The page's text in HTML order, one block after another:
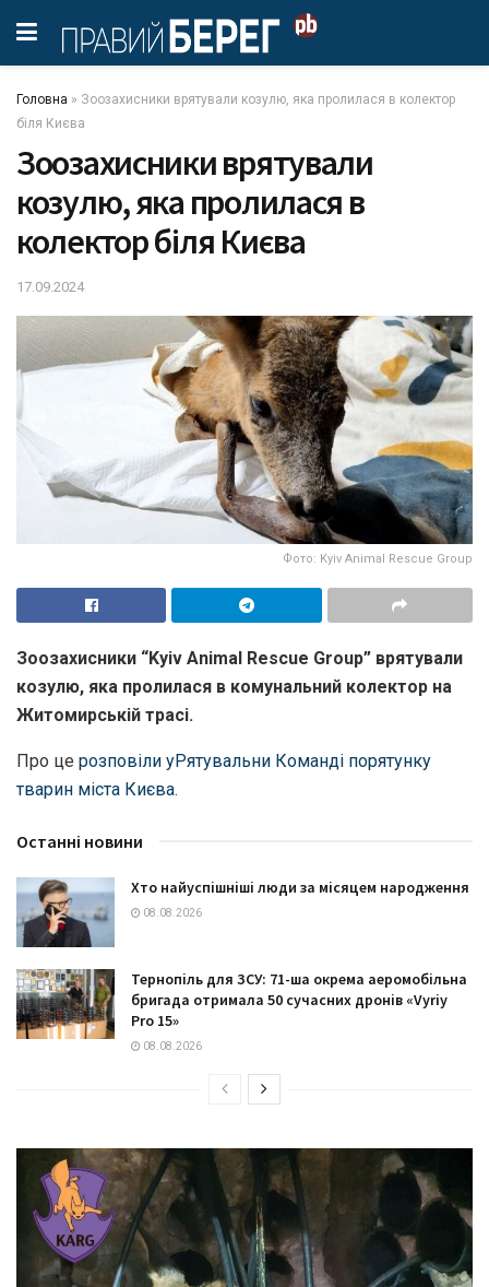
Головна » Зоозахисники врятували козулю, яка пролилася в колектор
біля Києва
Зоозахисники врятували
козулю, яка пролилася в
колектор біля Києва
17.09.2024
Фото: Kyiv Animal Rescue Group
Зоозахисники “Kyiv Animal Rescue Group” врятували
козулю, яка пролилася в комунальний колектор на
Житомирській трасі.
Про це розповіли уРятувальни Команді порятунку
тварин міста Києва.
Останні новини
Хто найуспішніші люди за місяцем народження
08.08.2026
Тернопіль для ЗСУ: 71-ша окрема аеромобільна
бригада отримала 50 сучасних дронів «Vyriy
Pro 15»
08.08.2026